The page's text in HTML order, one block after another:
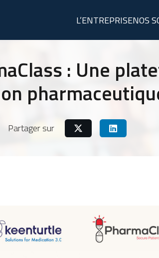
L’ENTREPRISENOS
: Une
Partager sur